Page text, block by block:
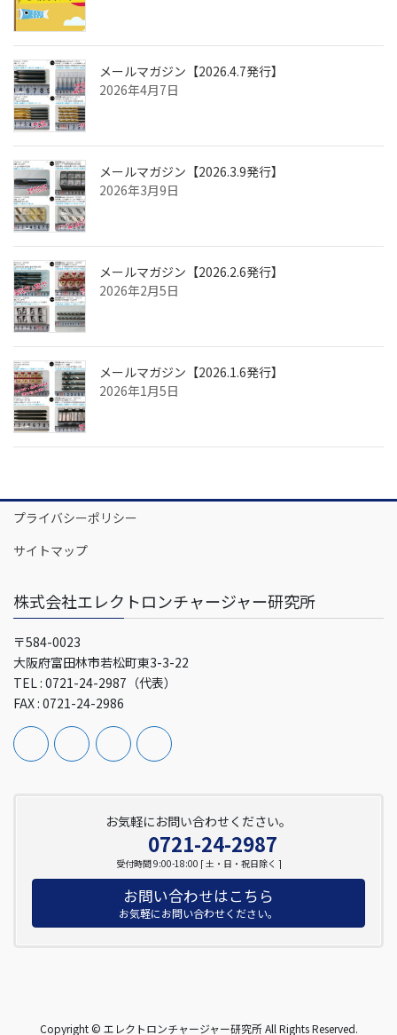
メールマガジン【2026.4.7発行】
2026年4月7日
メールマガジン【2026.3.9発行】
2026年3月9日
メールマガジン【2026.2.6発行】
2026年2月5日
メールマガジン【2026.1.6発行】
2026年1月5日
プライバシーポリシー
サイトマップ
株式会社エレクトロンチャージャー研究所
〒584-0023
大阪府富田林市若松町東3-3-22
TEL : 0721-24-2987（代表）
FAX : 0721-24-2986
お気軽にお問い合わせください。
0721-24-2987
受付時間 9:00-18:00 [ 土・日・祝日除く ]
お問い合わせはこちら
お気軽にお問い合わせください。
Copyright © エレクトロンチャージャー研究所 All Rights Reserved.